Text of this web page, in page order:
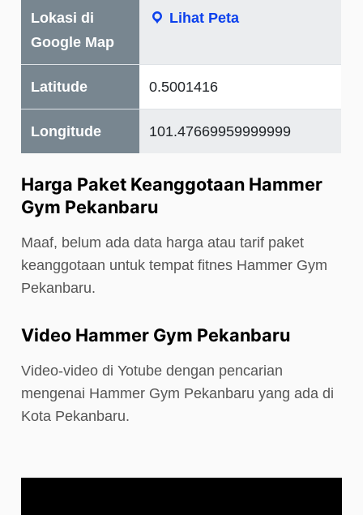
Lokasi di
Google Map
Lihat Peta
Latitude 0.5001416
Longitude 101.47669959999999
Harga Paket Keanggotaan Hammer
Gym Pekanbaru
Maaf, belum ada data harga atau tarif paket
keanggotaan untuk tempat fitnes Hammer Gym
Pekanbaru.
Video Hammer Gym Pekanbaru
Video-video di Yotube dengan pencarian
mengenai Hammer Gym Pekanbaru yang ada di
Kota Pekanbaru.